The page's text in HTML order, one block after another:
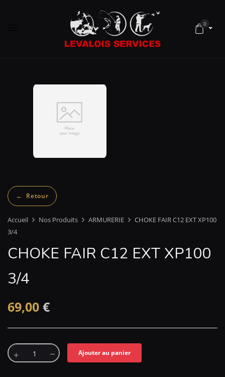
0
Accueil Nos Produits ARMURERIE
CHOKE FAIR C12 EXT XP100
3/4
CHOKE FAIR C12 EXT XP100
3/4
69,00 €
Ajouter au panier